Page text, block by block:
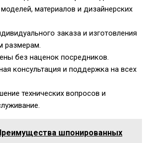
материалов и дизайнерских
заказа и изготовления
размерам.
без наценок посредников.
консультация и поддержка на всех
технических вопросов и
шпонированных